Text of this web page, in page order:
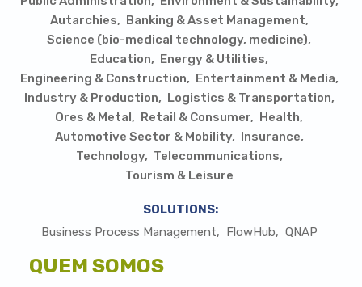
Autarchies
Banking & Asset Management
Science (bio-medical technology, medicine)
Education
Energy & Utilities
Engineering & Construction
Entertainment & Media
Industry & Production
Logistics & Transportation
Ores & Metal
Retail & Consumer
Health
Automotive Sector & Mobility
Insurance
Technology
Telecommunications
Tourism & Leisure
SOLUTIONS:
Business Process Management
FlowHub QNAP
QUEM SOMOS